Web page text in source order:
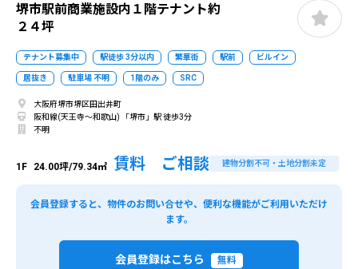
堺市駅前商業施設内１階テナント約
２４坪
テナント募集中 駅徒歩 3分以内 繁華街 駅前 ビルイン
居抜き 駐車場 不明 1階のみ SRC
大阪府堺市堺区田出井町
阪和線(天王寺～和歌山) 「堺市」駅 徒歩3分
不明
1F 24.00坪/79.34㎡ 賃料 ご相談 建物分割不可・土地分割未定
会員登録すると、物件のお問い合せや、便利な機能がご利用いただけ
ます。
会員登録はこちら 無料